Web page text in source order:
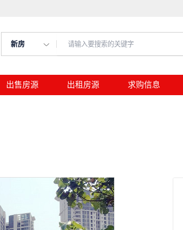
新房
出售房源 出租房源 求购信息